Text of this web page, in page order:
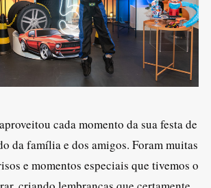
cada momento da sua festa de
da família e dos amigos. Foram muitas
e momentos especiais que tivemos o